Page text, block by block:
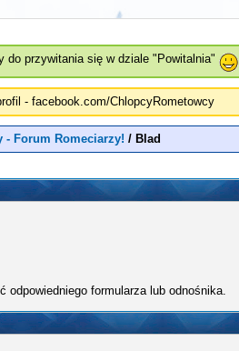
do przywitania się w dziale "Powitalnia"
- facebook.com/ChlopcyRometowcy
- Forum Romeciarzy! / Blad
formularza lub odnośnika.